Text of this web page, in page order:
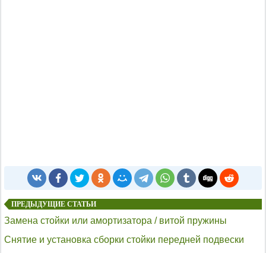
ПРЕДЫДУЩИЕ СТАТЬИ
Замена стойки или амортизатора / витой пружины
Снятие и установка сборки стойки передней подвески